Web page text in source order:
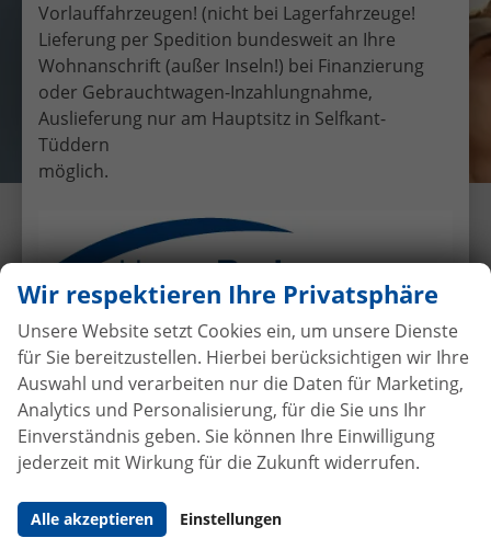
Übergabe eines EU-
Neufahrzeuges Seat Alhambra
an Herr Gomolla.
13.9.2019 • Auslieferungen
Wir respektieren Ihre Privatsphäre
Unsere Website setzt Cookies ein, um unsere Dienste
für Sie bereitzustellen. Hierbei berücksichtigen wir Ihre
Auswahl und verarbeiten nur die Daten für Marketing,
Analytics und Personalisierung, für die Sie uns Ihr
Einverständnis geben. Sie können Ihre Einwilligung
jederzeit mit Wirkung für die Zukunft widerrufen.
Alle akzeptieren Einstellungen
Vorlauffahrzeugen! (nicht bei Lagerfahrzeuge!
Lieferung per Spedition bundesweit an Ihre
Wohnanschrift (außer Inseln!) bei Finanzierung
oder Gebrauchtwagen-Inzahlungnahme,
Auslieferung nur am Hauptsitz in Selfkant-
Tüddern
möglich.
Autokaufohne Anzahlungbei
Vertragsabschluss
Beim Automobilhandel von der Forst genießen Sie
maximale Sicherheit und Transparenz. Bei uns